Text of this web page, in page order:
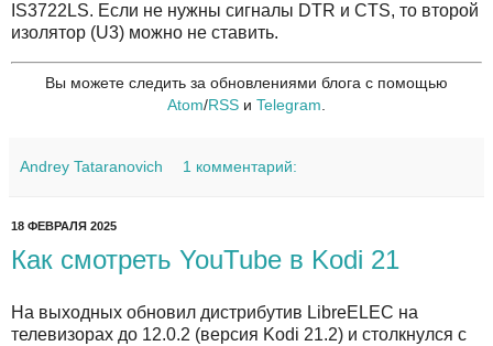
IS3722LS. Если не нужны сигналы DTR и CTS, то второй
изолятор (U3) можно не ставить.
Вы можете следить за обновлениями блога с помощью
Atom/RSS и Telegram.
Andrey Tataranovich 1 комментарий:
18 ФЕВРАЛЯ 2025
Как смотреть YouTube в Kodi 21
На выходных обновил дистрибутив LibreELEC на
телевизорах до 12.0.2 (версия Kodi 21.2) и столкнулся с